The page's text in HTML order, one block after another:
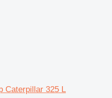
Caterpillar 325 L